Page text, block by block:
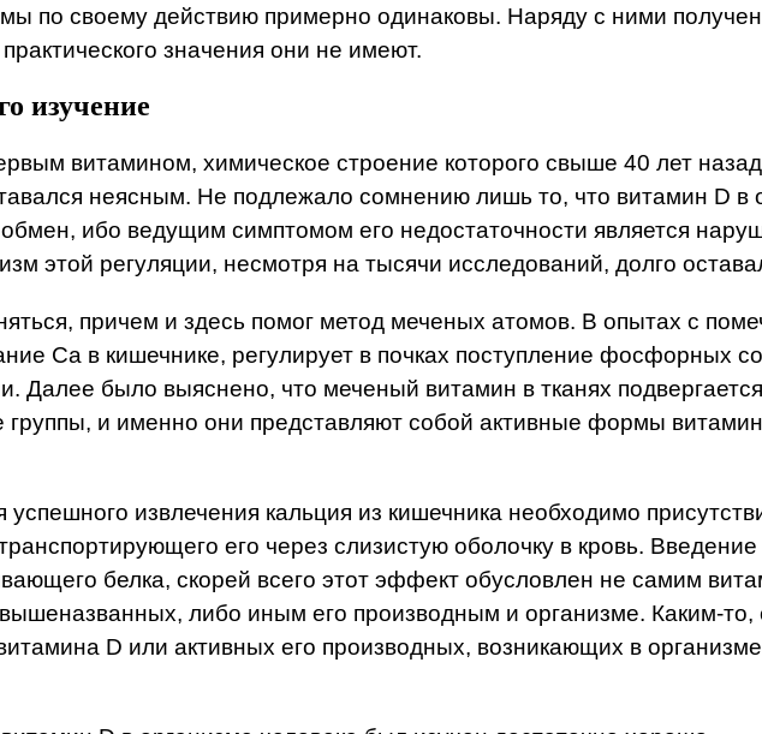
по своему действию примерно одинаковы. Наряду с ними
значения они не имеют.
изучение
витамином, химическое строение которого свыше 40 лет
неясным. Не подлежало сомнению лишь то, что витамин D в
ибо ведущим симптомом его недостаточности является
этой регуляции, несмотря на тысячи исследований, долго
причем и здесь помог метод меченых атомов. В опытах с
Ca в кишечнике, регулирует в почках поступление фосфорных
Далее было выяснено, что меченый витамин в тканях
группы, и именно они представляют собой активные формы
извлечения кальция из кишечника необходимо
его через слизистую оболочку в кровь.
белка, скорей всего этот эффект обусловлен не самим
либо иным его производным и организме. Каким-
D или активных его производных, возникающих в